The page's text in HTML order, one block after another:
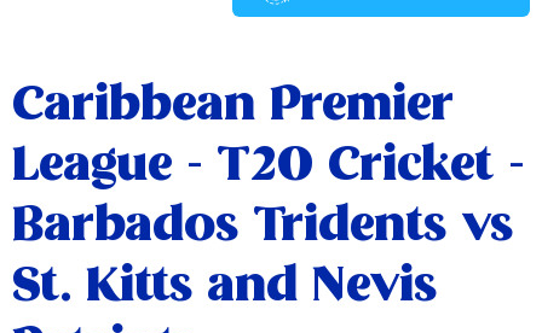
Caribbean Premier
League - T20 Cricket -
Barbados Tridents vs
St. Kitts and Nevis